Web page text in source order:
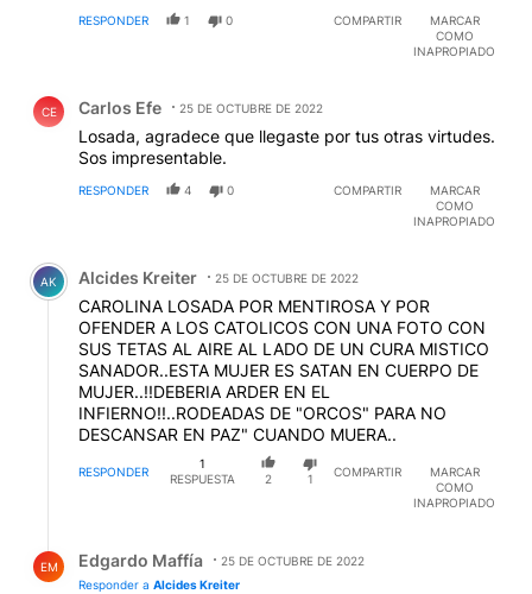
RESPONDER 1 0 COMPARTIR
MARCAR
COMO
INAPROPIADO
CE Carlos Efe 25 DE OCTUBRE DE 2022
Losada, agradece que llegaste por tus otras virtudes.
Sos impresentable.
RESPONDER 4 0 COMPARTIR
MARCAR
COMO
INAPROPIADO
Comentario de Alcides Kreiter.
AK Alcides Kreiter 25 DE OCTUBRE DE 2022
CAROLINA LOSADA POR MENTIROSA Y POR
OFENDER A LOS CATOLICOS CON UNA FOTO CON
SUS TETAS AL AIRE AL LADO DE UN CURA MISTICO
SANADOR..ESTA MUJER ES SATAN EN CUERPO DE
MUJER..!!DEBERIA ARDER EN EL
INFIERNO!!..RODEADAS DE "ORCOS" PARA NO
DESCANSAR EN PAZ" CUANDO MUERA..
RESPONDER
1
RESPUESTA
2 1
COMPARTIR
MARCAR
COMO
INAPROPIADO
EM Edgardo Maffía
25 DE OCTUBRE DE 2022
Responder a Alcides Kreiter